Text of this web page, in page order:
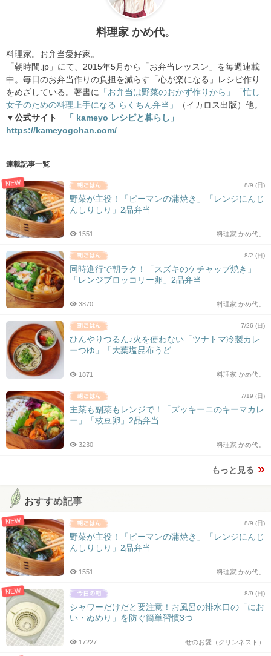
料理家 かめ代。
料理家。お弁当愛好家。
「朝時間.jp」にて、2015年5月から「お弁当レッスン」を毎週連載
中。毎日のお弁当作りの負担を減らす「心が楽になる」レシピ作り
をめざしている。著書に 「お弁当は野菜のおかず作りから」
「忙し
女子のための料理上手になる らくちん弁当」
（イカロス出版）他。
▼公式サイト
「 kameyo レシピと暮らし」
https://kameyogohan.com/
連載記事一覧
NEW 8/9 (日)
野菜が主役！「ピーマンの蒲焼き」「レンジにんじ
んしりしり」2品弁当
料理家 かめ代。
1551
8/2 (日)
同時進行で朝ラク！「スズキのケチャップ焼き」
「レンジブロッコリー卵」2品弁当
料理家 かめ代。
3870
7/26 (日)
ひんやりつるん♪火を使わない「ツナトマ冷製カレ
ーつゆ」「大葉塩昆布うど...
料理家 かめ代。
1871
7/19 (日)
主菜も副菜もレンジで！「ズッキーニのキーマカレ
ー」「枝豆卵」2品弁当
料理家 かめ代。
3230
もっと見る
おすすめ記事
NEW 8/9 (日)
野菜が主役！「ピーマンの蒲焼き」「レンジにんじ
んしりしり」2品弁当
料理家 かめ代。
1551
NEW 8/9 (日)
シャワーだけだと要注意！お風呂の排水口の「にお
い・ぬめり」を防ぐ簡単習慣3つ
せのお愛（クリンネスト）
17227